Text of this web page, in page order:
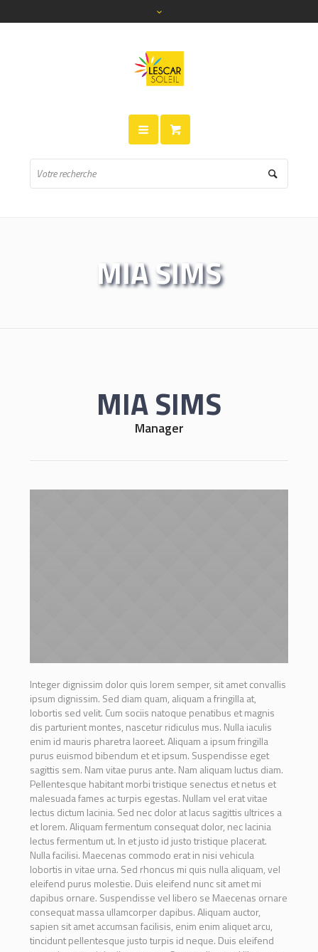
MIA SIMS
MIA SIMS
Manager
Integer dignissim dolor quis lorem semper, sit amet convallis
ipsum dignissim. Sed diam quam, aliquam a fringilla at,
lobortis sed velit. Cum sociis natoque penatibus et magnis
dis parturient montes, nascetur ridiculus mus. Nulla iaculis
enim id mauris pharetra laoreet. Aliquam a ipsum fringilla
purus euismod bibendum et et ipsum. Suspendisse eget
sagittis sem. Nam vitae purus ante. Nam aliquam luctus diam.
Pellentesque habitant morbi tristique senectus et netus et
malesuada fames ac turpis egestas. Nullam vel erat vitae
lectus dictum lacinia. Sed nec dolor at lacus sagittis ultrices a
et lorem. Aliquam fermentum consequat dolor, nec lacinia
lectus fermentum ut. In et justo id justo tristique placerat.
Nulla facilisi. Maecenas commodo erat in nisi vehicula
lobortis in vitae urna. Sed rhoncus mi quis nulla aliquam, vel
eleifend purus molestie. Duis eleifend nunc sit amet mi
dapibus ornare. Suspendisse vel libero se Maecenas ornare
consequat massa ullamcorper dapibus. Aliquam auctor,
sapien sit amet accumsan facilisis, enim enim aliquet arcu,
tincidunt pellentesque justo turpis id neque. Duis eleifend